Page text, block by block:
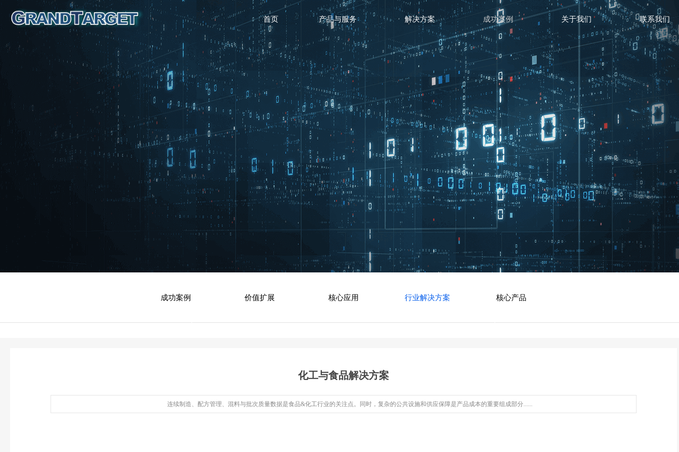
首页 产品与服务 解决方案 成功案例 关于我们 联系我们
成功案例 价值扩展 核心应用 行业解决方案 核心产品
化工与食品解决方案
连续制造、配方管理、混料与批次质量数据是食品&化工行业的关注点。同时，复杂的公共设施和供应保障是产品成本的重要组成部分......